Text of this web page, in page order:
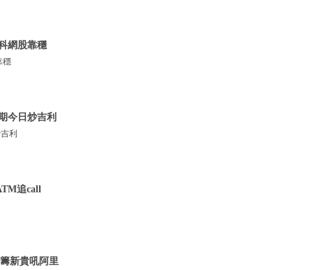
網股靠穩
穩
今日炒吉利
利
追call
新貴吼阿里